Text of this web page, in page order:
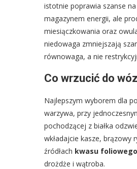
istotnie poprawia szanse
magazynem energii, ale
miesiączkowania oraz
niedowaga zmniejszają
równowaga, a nie
Co wrzucić do
Najlepszym wyborem dla
warzywa, przy
pochodzącej z białka
wkładajcie kasze,
źródłach kwasu foliowego
drożdże i wątroba.